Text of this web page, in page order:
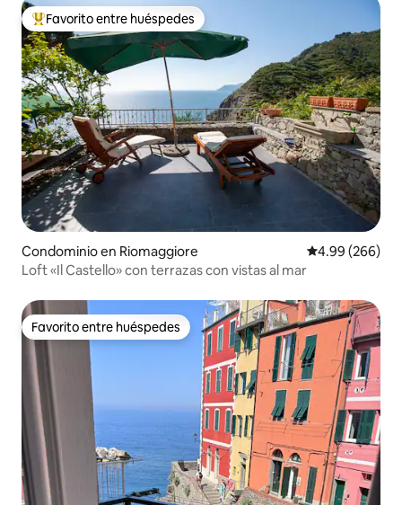
De los mejores en Favorito entre huéspedes
Favorito entre huéspedes
Condominio en Riomaggiore Calificación
4.99 (266)
Loft «Il Castello» con terrazas con vistas al mar
Favorito entre huéspedes
Favorito entre huéspedes